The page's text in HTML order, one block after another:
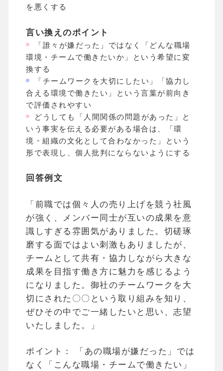
を悪くする
言い換えのポイント
「誰々が嫌だった」ではなく「どんな職場
環境・チームで働きたいか」という希望に変
換する
「チームワークを大切にしたい」「協力し
合える環境で働きたい」という言葉が前向き
で評価されやすい
どうしても「人間関係の問題があった」と
いう事実を伝える必要がある場合は、「環
境・組織の文化として合わなかった」という
形で表現し、個人批判にならないようにする
回答例文
「前職では個々人の売り上げを競う社風
が強く、メンバー同士が互いの成果を意
識しすぎる雰囲気がありました。切磋琢
磨する面ではよい刺激もありましたが、
チームとして共有・協力しながら大きな
成果を目指す働き方に魅力を感じるよう
になりました。御社のチームワークを大
切にされた〇〇という取り組みを知り、
ぜひその中でご一緒したいと思い、志望
いたしました。」
ポイント： 「あの職場が嫌だった」では
なく「こんな職場・チームで働きたい」